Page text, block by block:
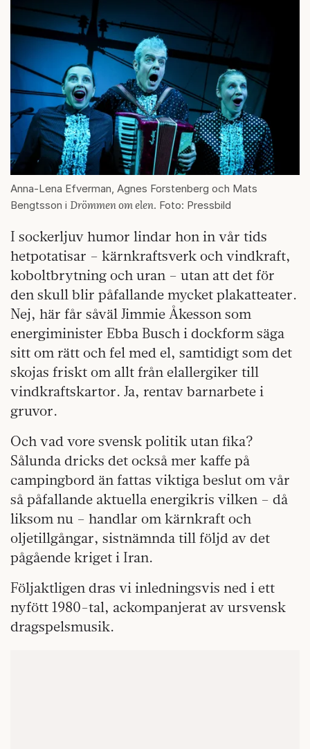
Anna-Lena Efverman, Agnes Forstenberg och Mats
Bengtsson i Drömmen om elen. Foto: Pressbild
I sockerljuv humor lindar hon in vår tids
hetpotatisar – kärnkraftsverk och vindkraft,
koboltbrytning och uran – utan att det för
den skull blir påfallande mycket plakatteater.
Nej, här får såväl Jimmie Åkesson som
energiminister Ebba Busch i dockform säga
sitt om rätt och fel med el, samtidigt som det
skojas friskt om allt från elallergiker till
vindkraftskartor. Ja, rentav barnarbete i
gruvor.
Och vad vore svensk politik utan fika?
Sålunda dricks det också mer kaffe på
campingbord än fattas viktiga beslut om vår
så påfallande aktuella energikris vilken – då
liksom nu – handlar om kärnkraft och
oljetillgångar, sistnämnda till följd av det
pågående kriget i Iran.
Följaktligen dras vi inledningsvis ned i ett
nyfött 1980-tal, ackompanjerat av ursvensk
dragspelsmusik.